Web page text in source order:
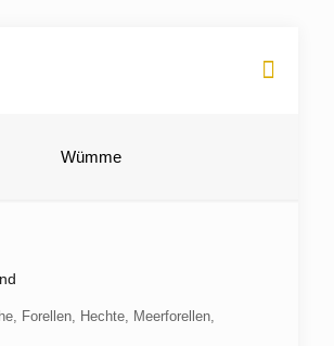
Wümme
Forellen, Hechte, Meerforellen,